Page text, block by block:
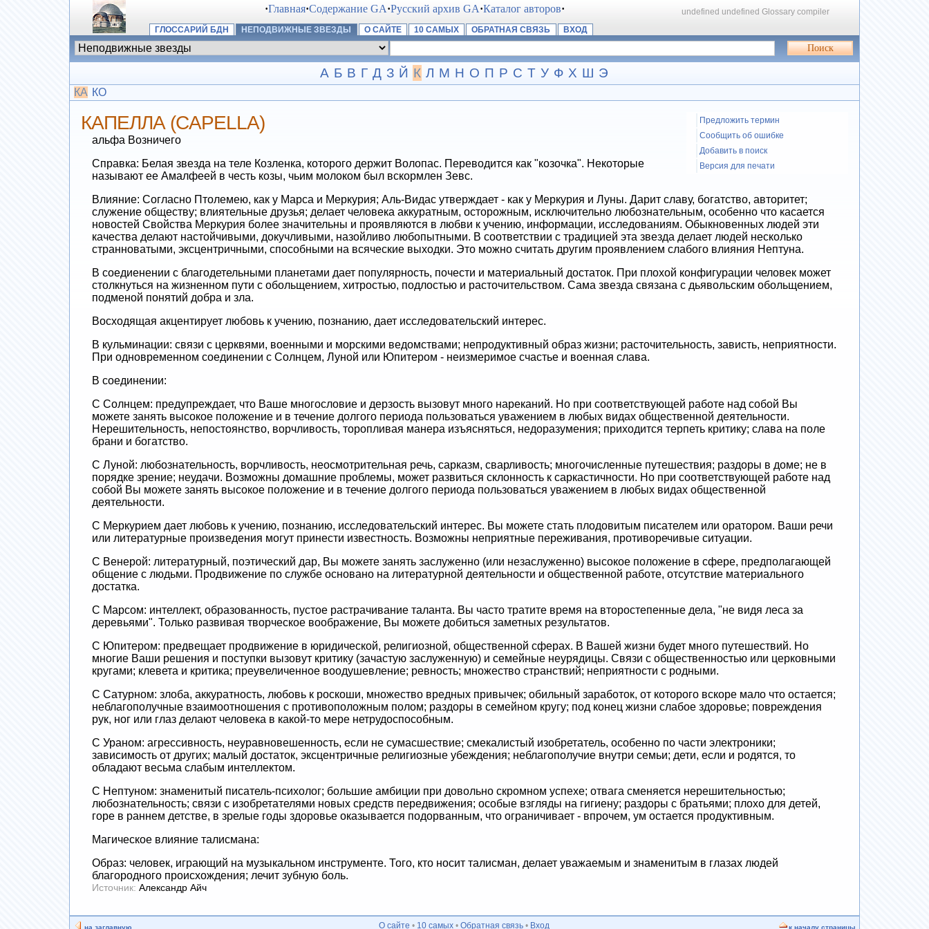
·Главная·Содержание GA·Русский архив GA·Каталог авторов· undefined undefined Glossary compiler
ГЛОССАРИЙ БДН
НЕПОДВИЖНЫЕ ЗВЕЗДЫ О САЙТЕ 10 САМЫХ ОБРАТНАЯ СВЯЗЬ ВХОД
А Б В Г Д З Й К Л М Н О П Р С Т У Ф Х Ш Э
КА КО
Предложить термин
Сообщить об ошибке
Добавить в поиск
Версия для печати
КАПЕЛЛА (CAPELLA)
альфа Возничего
Справка: Белая звезда на теле Козленка, которого держит Волопас. Переводится как "козочка". Некоторые
называют ее Амалфеей в честь козы, чьим молоком был вскормлен Зевс.
Влияние: Согласно Птолемею, как у Марса и Меркурия; Аль-Видас утверждает - как у Меркурия и Луны. Дарит славу, богатство, авторитет;
служение обществу; влиятельные друзья; делает человека аккуратным, осторожным, исключительно любознательным, особенно что касается
новостей Свойства Меркурия более значительны и проявляются в любви к учению, информации, исследованиям. Обыкновенных людей эти
качества делают настойчивыми, докучливыми, назойливо любопытными. В соответствии с традицией эта звезда делает людей несколько
странноватыми, эксцентричными, способными на всяческие выходки. Это можно считать другим проявлением слабого влияния Нептуна.
В соедиенении с благодетельными планетами дает популярность, почести и материальный достаток. При плохой конфигурации человек может
столкнуться на жизненном пути с обольщением, хитростью, подлостью и расточительством. Сама звезда связана с дьявольским обольщением,
подменой понятий добра и зла.
Восходящая акцентирует любовь к учению, познанию, дает исследовательский интерес.
В кульминации: связи с церквями, военными и морскими ведомствами; непродуктивный образ жизни; расточительность, зависть, неприятности.
При одновременном соединении с Солнцем, Луной или Юпитером - неизмеримое счастье и военная слава.
В соединении:
С Солнцем: предупреждает, что Ваше многословие и дерзость вызовут много нареканий. Но при соответствующей работе над собой Вы
можете занять высокое положение и в течение долгого периода пользоваться уважением в любых видах общественной деятельности.
Нерешительность, непостоянство, ворчливость, торопливая манера изъясняться, недоразумения; приходится терпеть критику; слава на поле
брани и богатство.
С Луной: любознательность, ворчливость, неосмотрительная речь, сарказм, сварливость; многочисленные путешествия; раздоры в доме; не в
порядке зрение; неудачи. Возможны домашние проблемы, может развиться склонность к саркастичности. Но при соответствующей работе над
собой Вы можете занять высокое положение и в течение долгого периода пользоваться уважением в любых видах общественной
деятельности.
С Меркурием дает любовь к учению, познанию, исследовательский интерес. Вы можете стать плодовитым писателем или оратором. Ваши речи
или литературные произведения могут принести известность. Возможны неприятные переживания, противоречивые ситуации.
С Венерой: литературный, поэтический дар, Вы можете занять заслуженно (или незаслуженно) высокое положение в сфере, предполагающей
общение с людьми. Продвижение по службе основано на литературной деятельности и общественной работе, отсутствие материального
достатка.
С Марсом: интеллект, образованность, пустое растрачивание таланта. Вы часто тратите время на второстепенные дела, "не видя леса за
деревьями". Только развивая творческое воображение, Вы можете добиться заметных результатов.
С Юпитером: предвещает продвижение в юридической, религиозной, общественной сферах. В Вашей жизни будет много путешествий. Но
многие Ваши решения и поступки вызовут критику (зачастую заслуженную) и семейные неурядицы. Связи с общественностью или церковными
кругами; клевета и критика; преувеличенное воодушевление; ревность; множество странствий; неприятности с родными.
С Сатурном: злоба, аккуратность, любовь к роскоши, множество вредных привычек; обильный заработок, от которого вскоре мало что остается;
неблагополучные взаимоотношения с противоположным полом; раздоры в семейном кругу; под конец жизни слабое здоровье; повреждения
рук, ног или глаз делают человека в какой-то мере нетрудоспособным.
С Ураном: агрессивность, неуравновешенность, если не сумасшествие; смекалистый изобретатель, особенно по части электроники;
зависимость от других; малый достаток, эксцентричные религиозные убеждения; неблагополучие внутри семьи; дети, если и родятся, то
обладают весьма слабым интеллектом.
С Нептуном: знаменитый писатель-психолог; большие амбиции при довольно скромном успехе; отвага сменяется нерешительностью;
любознательность; связи с изобретателями новых средств передвижения; особые взгляды на гигиену; раздоры с братьями; плохо для детей,
горе в раннем детстве, в зрелые годы здоровье оказывается подорванным, что ограничивает - впрочем, ум остается продуктивным.
Магическое влияние талисмана:
Образ: человек, играющий на музыкальном инструменте. Того, кто носит талисман, делает уважаемым и знаменитым в глазах людей
благородного происхождения; лечит зубную боль.
Источник: Александр Айч
на заглавную О сайте • 10 самых •Обратная связь • Вход к началу страницы